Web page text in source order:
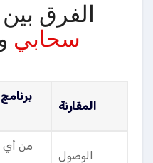
الفرق بين
سحابي
المقارنة
الوصول
من أي